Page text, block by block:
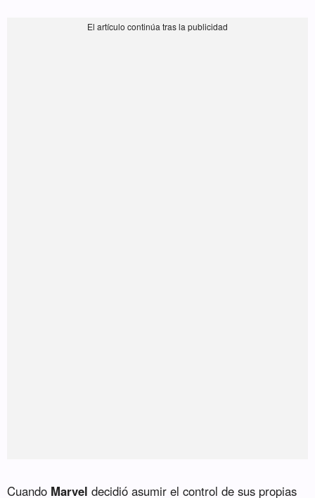
Cuando Marvel decidió asumir el control de sus propias